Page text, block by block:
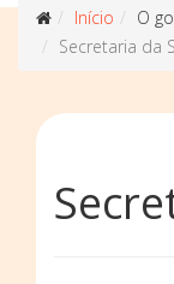
Início O
Secretaria da